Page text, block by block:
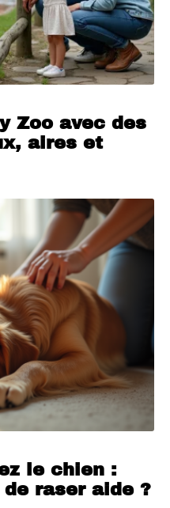
Zoo avec des
aires et
le chien :
raser aide ?